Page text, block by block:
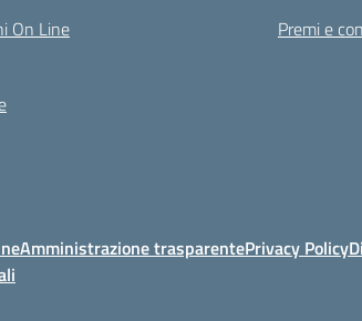
On Line
Premi e
Amministrazione trasparentePrivacy Policy